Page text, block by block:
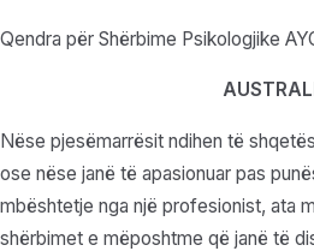
Qendra për Shërbime Psikologjike
Nëse pjesëmarrësit ndihen të
ose nëse janë të apasionuar pas
mbështetje nga një profesionist, ata
shërbimet e mëposhtme që janë të